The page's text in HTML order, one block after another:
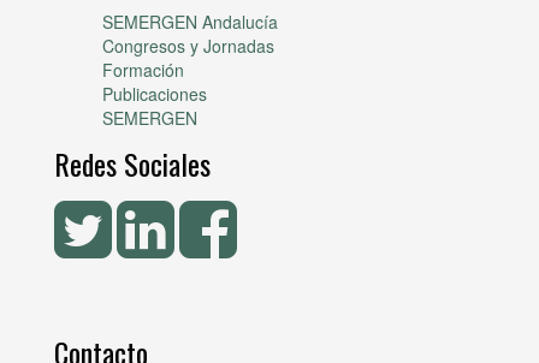
SEMERGEN Andalucía
Congresos y Jornadas
Formación
Publicaciones
SEMERGEN
Redes Sociales
Contacto